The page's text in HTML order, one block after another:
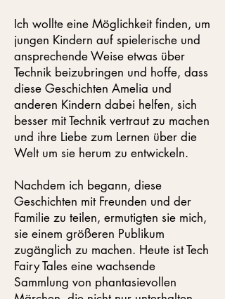
Ich wollte eine Möglichkeit finden, um
jungen Kindern auf spielerische und
ansprechende Weise etwas über
Technik beizubringen und hoffe, dass
diese Geschichten Amelia und
anderen Kindern dabei helfen, sich
besser mit Technik vertraut zu machen
und ihre Liebe zum Lernen über die
Welt um sie herum zu entwickeln.
Nachdem ich begann, diese
Geschichten mit Freunden und der
Familie zu teilen, ermutigten sie mich,
sie einem größeren Publikum
zugänglich zu machen. Heute ist Tech
Fairy Tales eine wachsende
Sammlung von phantasievollen